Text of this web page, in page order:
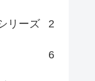
リーズ 2
6